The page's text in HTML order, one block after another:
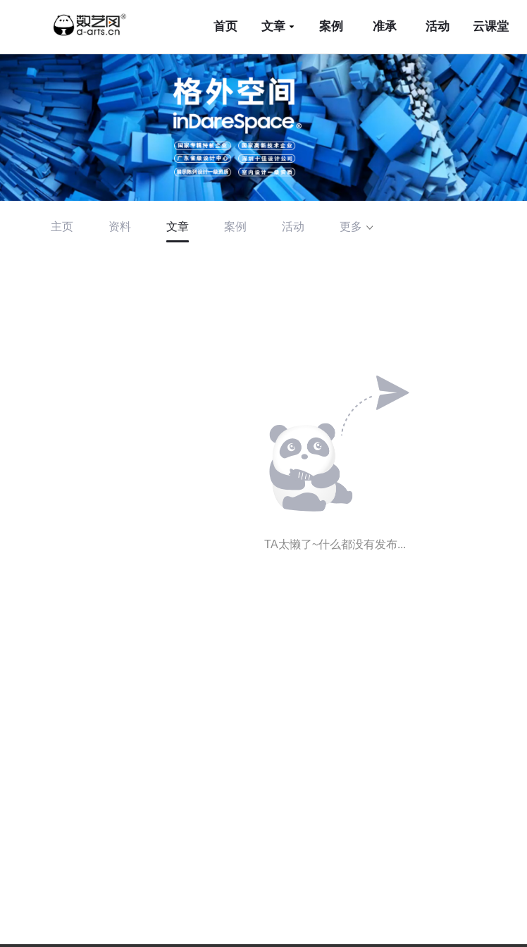
首页 文章 案例 准承 活动 云课堂
主页 资料 文章 案例 活动 更多
TA太懒了~什么都没有发布...